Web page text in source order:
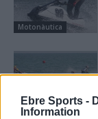
Ebre Sports -
Information
Motonàutica
Motonàutica